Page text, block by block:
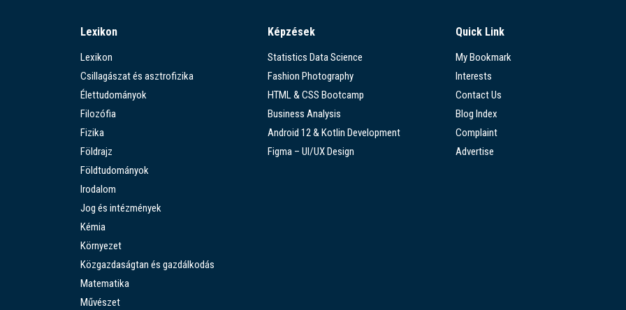
Lexikon
Lexikon
Csillagászat és asztrofizika
Élettudományok
Filozófia
Fizika
Földrajz
Földtudományok
Irodalom
Jog és intézmények
Kémia
Környezet
Közgazdaságtan és gazdálkodás
Matematika
Művészet
Képzések
Statistics Data Science
Fashion Photography
HTML & CSS Bootcamp
Business Analysis
Android 12 & Kotlin Development
Figma – UI/UX Design
Quick Link
My Bookmark
Interests
Contact Us
Blog Index
Complaint
Advertise